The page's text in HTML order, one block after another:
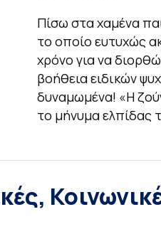
Πίσω στα χαμένα
το οποίο ευτυχώς
χρόνο για να
βοήθεια ειδικών
δυναμωμένα! «Η
το μήνυμα ελπίδας